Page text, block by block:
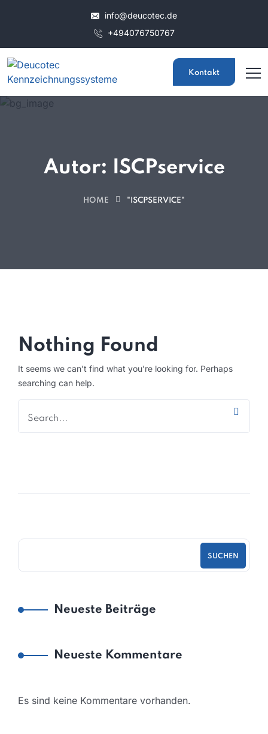
info@deucotec.de
+494076750767
Kontakt
Autor: ISCPservice
HOME "ISCPSERVICE"
Nothing Found
It seems we can’t find what you’re looking for. Perhaps
searching can help.
SUCHEN
Neueste Beiträge
Neueste Kommentare
Es sind keine Kommentare vorhanden.